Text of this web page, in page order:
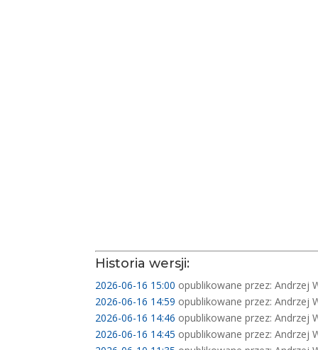
Historia wersji:
2026-06-16 15:00 opublikowane przez: Andrzej
2026-06-16 14:59 opublikowane przez: Andrzej
2026-06-16 14:46 opublikowane przez: Andrzej
2026-06-16 14:45 opublikowane przez: Andrzej